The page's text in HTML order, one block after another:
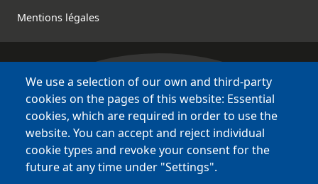
Mentions légales
Bretagne Culture Diversité
des sites variés !
Sites
BCD
Bazhvalan
Bécédia
We use a selection of our own and third-party
cookies on the pages of this website: Essential
cookies, which are required in order to use the
website. You can accept and reject individual
cookie types and revoke your consent for the
future at any time under "Settings".